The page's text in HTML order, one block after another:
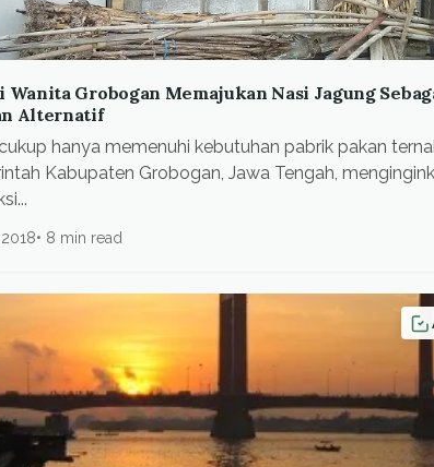
Wanita Grobogan Memajukan Nasi Jagung
Alternatif
hanya memenuhi kebutuhan pabrik pakan
Kabupaten Grobogan, Jawa Tengah,
8 min read